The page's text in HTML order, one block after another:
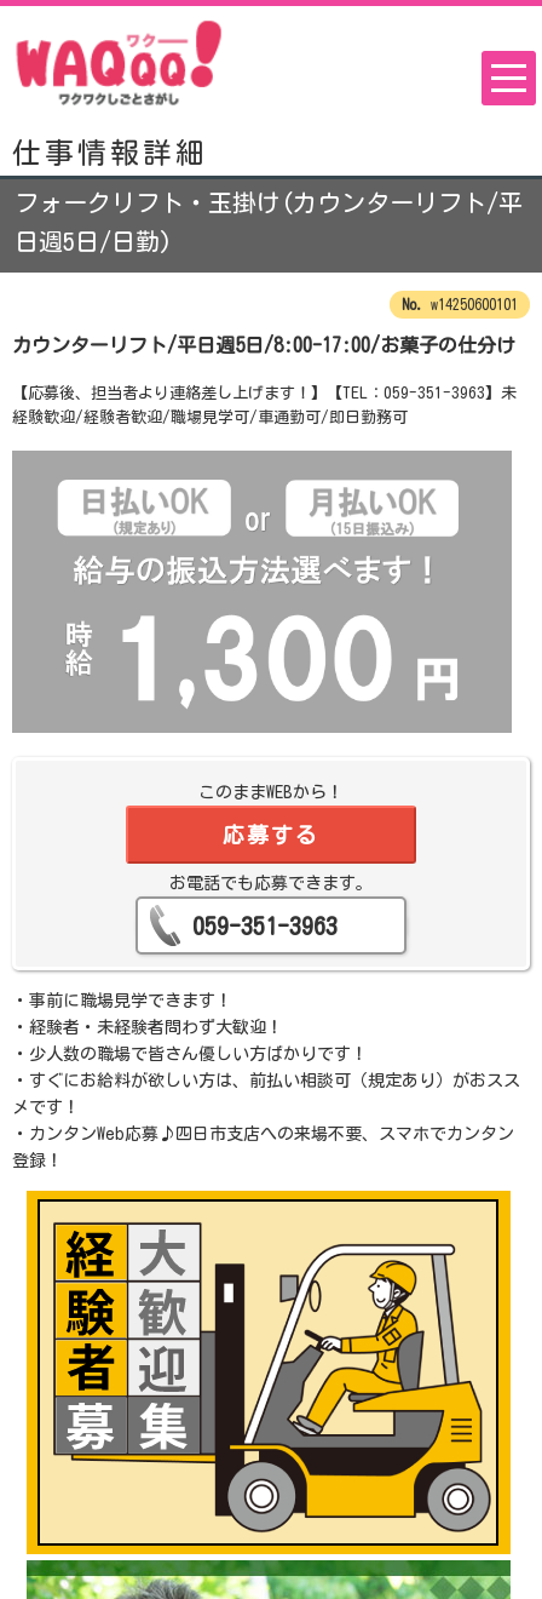
仕事情報詳細
フォークリフト・玉掛け(カウンターリフト/平
日週5日/日勤)
w14250600101
カウンターリフト/平日週5日/8:00-17:00/お菓子の仕分け
【応募後、担当者より連絡差し上げます！】【TEL：059-351-3963】未
経験歓迎/経験者歓迎/職場見学可/車通勤可/即日勤務可
このままWEBから！
応募する
お電話でも応募できます。
059-351-3963
・事前に職場見学できます！
・経験者・未経験者問わず大歓迎！
・少人数の職場で皆さん優しい方ばかりです！
・すぐにお給料が欲しい方は、前払い相談可（規定あり）がおスス
メです！
・カンタンWeb応募♪四日市支店への来場不要、スマホでカンタン
登録！